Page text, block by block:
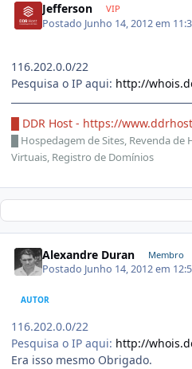
Jefferson VIP
Postado Junho 14, 2012 em
116.202.0.0/22
Pesquisa o IP aqui: http://
█ DDR Host - https://
Hospedagem de Sites, Revenda de
Virtuais, Registro de Domínios
Alexandre Duran Membro
Postado Junho 14, 2012 em
AUTOR
116.202.0.0/22
Pesquisa o IP aqui: http://
Era isso mesmo Obrigado.